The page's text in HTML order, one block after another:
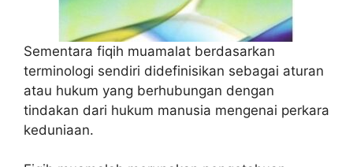
Sementara fiqih muamalat berdasarkan
terminologi sendiri didefinisikan sebagai aturan
atau hukum yang berhubungan dengan
tindakan dari hukum manusia mengenai perkara
keduniaan.